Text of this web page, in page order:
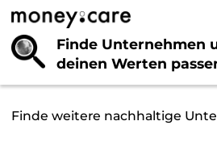
Finde Unternehmen
deinen Werten
Finde weitere nachhaltige